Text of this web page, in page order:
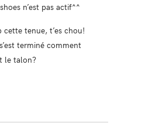
n’est pas actif^^
tenue, t’es chou!
terminé comment
le talon?